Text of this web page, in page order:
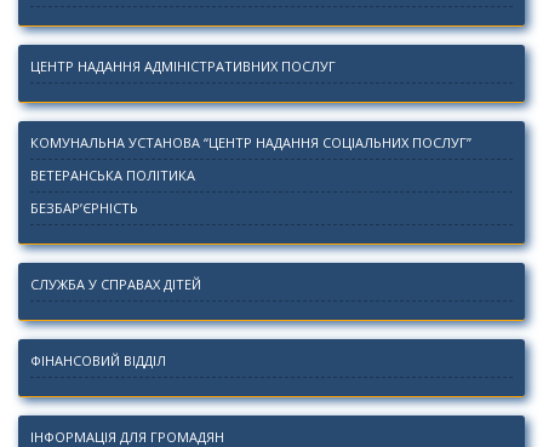
ЦЕНТР НАДАННЯ АДМІНІСТРАТИВНИХ ПОСЛУГ
КОМУНАЛЬНА УСТАНОВА “ЦЕНТР НАДАННЯ СОЦІАЛЬНИХ ПОСЛУГ”
ВЕТЕРАНСЬКА ПОЛІТИКА
БЕЗБАР’ЄРНІСТЬ
СЛУЖБА У СПРАВАХ ДІТЕЙ
ФІНАНСОВИЙ ВІДДІЛ
ІНФОРМАЦІЯ ДЛЯ ГРОМАДЯН